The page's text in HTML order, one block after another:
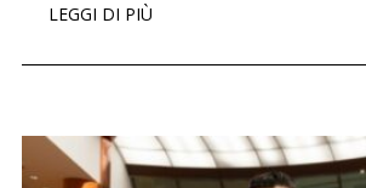
LEGGI DI PIÙ